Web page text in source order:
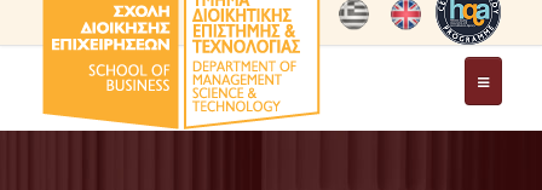
THE DEPARTMENT